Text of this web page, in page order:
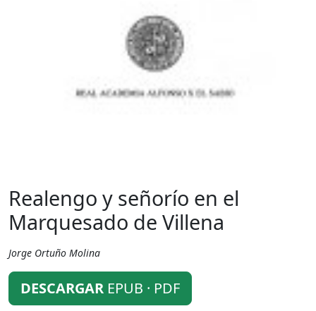
Realengo y señorío en el
Marquesado de Villena
Jorge Ortuño Molina
DESCARGAR EPUB · PDF